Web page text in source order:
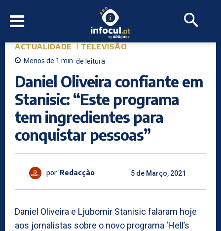
ACTUALIDADE TELEVISÃO
Menos de 1 min. de leitura
Daniel Oliveira confiante em
Stanisic: “Este programa
tem ingredientes para
conquistar pessoas”
por Redacção 5 de Março, 2021
Daniel Oliveira e Ljubomir Stanisic falaram hoje
aos jornalistas sobre o novo programa ‘Hell’s